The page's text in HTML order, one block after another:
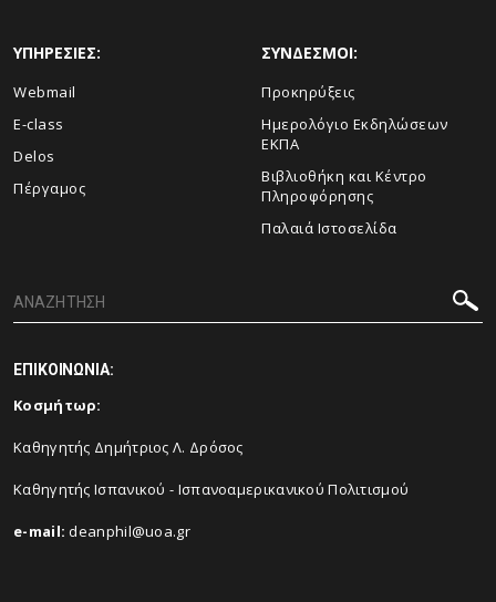
ΥΠΗΡΕΣΙΕΣ:
Webmail
E-class
Delos
Πέργαμος
ΣΥΝΔΕΣΜΟΙ:
Προκηρύξεις
Ημερολόγιο Εκδηλώσεων
ΕΚΠΑ
Βιβλιοθήκη και Κέντρο
Πληροφόρησης
Παλαιά Ιστοσελίδα
ΕΠΙΚΟΙΝΩΝΙΑ:
Κοσμήτωρ:
Καθηγητής Δημήτριος Λ. Δρόσος
Καθηγητής Ισπανικού - Ισπανοαμερικανικού Πολιτισμού
e-mail: deanphil@uoa.gr